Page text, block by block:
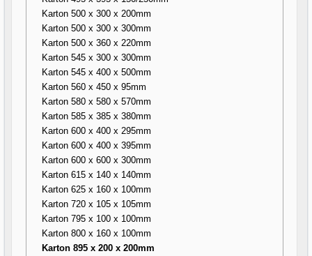
Karton 500 x 300 x 200mm
Karton 500 x 300 x 300mm
Karton 500 x 360 x 220mm
Karton 545 x 300 x 300mm
Karton 545 x 400 x 500mm
Karton 560 x 450 x 95mm
Karton 580 x 580 x 570mm
Karton 585 x 385 x 380mm
Karton 600 x 400 x 295mm
Karton 600 x 400 x 395mm
Karton 600 x 600 x 300mm
Karton 615 x 140 x 140mm
Karton 625 x 160 x 100mm
Karton 720 x 105 x 105mm
Karton 795 x 100 x 100mm
Karton 800 x 160 x 100mm
Karton 895 x 200 x 200mm